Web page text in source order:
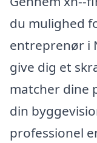
du mulighed
entreprenør i
give dig et
matcher dine
din
professionel